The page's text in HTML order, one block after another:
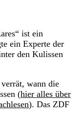
ist ein
ein Experte der
den Kulissen
wann die
(hier alles über
). Das ZDF